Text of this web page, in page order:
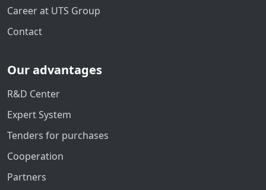
Career at UTS Group
Contact
Our advantages
R&D Center
Expert System
Tenders for purchases
Cooperation
Partners